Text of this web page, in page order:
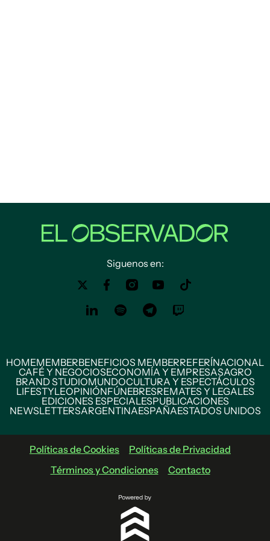
Siguenos en:
HOMEMEMBERBENEFICIOS MEMBERREFERÍNACIONAL
CAFÉ Y NEGOCIOSECONOMÍA Y EMPRESASAGRO
BRAND STUDIOMUNDOCULTURA Y ESPECTÁCULOS
LIFESTYLEOPINIÓNFÚNEBRESREMATES Y LEGALES
EDICIONES ESPECIALESPUBLICACIONES
NEWSLETTERSARGENTINAESPAÑAESTADOS UNIDOS
Políticas de Cookies
Políticas de Privacidad
Términos y Condiciones
Contacto